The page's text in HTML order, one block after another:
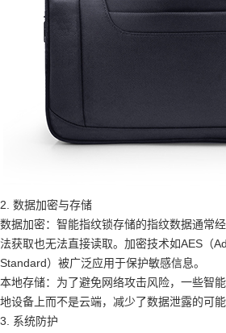
2. 数据加密与存储
数据加密：智能指纹锁存储的指纹数据通常
法获取也无法直接读取。加密技术如AES（
Standard）被广泛应用于保护敏感信息。
本地存储：为了避免网络攻击风险，一些智
地设备上而不是云端，减少了数据泄露的可能
3. 系统防护